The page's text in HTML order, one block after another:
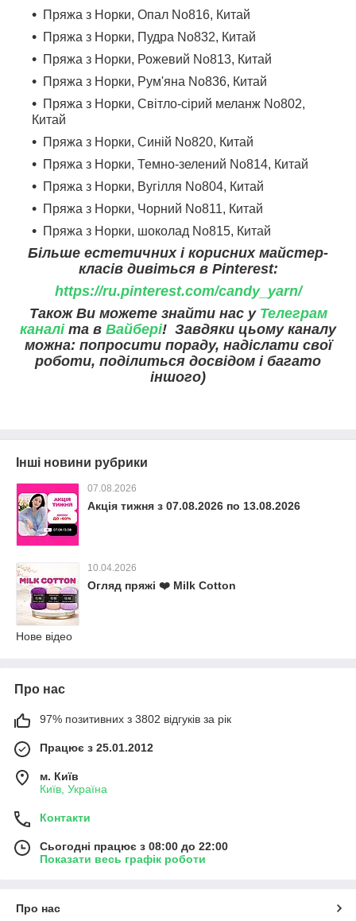
Пряжа з Норки, Опал No816, Китай
Пряжа з Норки, Пудра No832, Китай
Пряжа з Норки, Рожевий No813, Китай
Пряжа з Норки, Рум'яна No836, Китай
Пряжа з Норки, Світло-сірий меланж No802,
Китай
Пряжа з Норки, Синій No820, Китай
Пряжа з Норки, Темно-зелений No814, Китай
Пряжа з Норки, Вугілля No804, Китай
Пряжа з Норки, Чорний No811, Китай
Пряжа з Норки, шоколад No815, Китай
Більше естетичних і корисних майстер-
класів дивіться в Pinterest:
https://ru.pinterest.com/candy_yarn/
Також Ви можете знайти нас у Телеграм
каналіта в Вайбері! Завдяки цьому каналу
можна: попросити пораду, надіслати свої
роботи, поділиться досвідом і багато
іншого)
Інші новини рубрики
07.08.2026
Акція тижня з 07.08.2026 по 13.08.2026
10.04.2026
Огляд пряжі ❤️ Milk Cotton
Нове відео
Про нас
97% позитивних з 3802 відгуків за рік
Працює з 25.01.2012
м. Київ
Київ, Україна
Контакти
Сьогодні працює з 08:00 до 22:00
Показати весь графік роботи
Про нас